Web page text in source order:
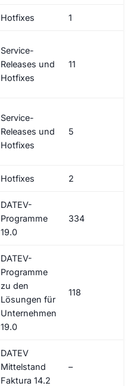
Hotfixes 1
Service-
Releases und
Hotfixes
11
Service-
Releases und
Hotfixes
5
Hotfixes 2
DATEV-
Programme
19.0
334
DATEV-
Programme
zu den
Lösungen für
Unternehmen
19.0
118
DATEV
Mittelstand
Faktura 14.2
–